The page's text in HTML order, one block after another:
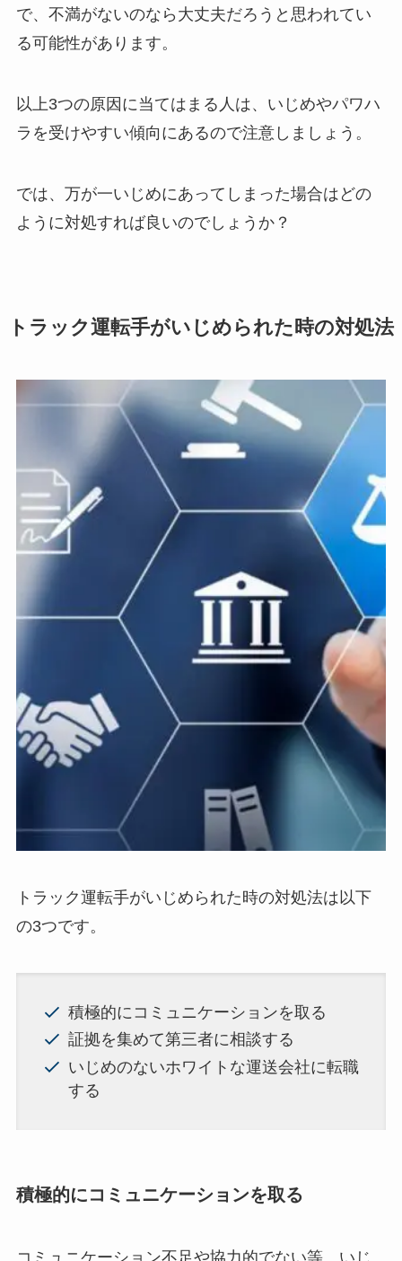
で、不満がないのなら大丈夫だろうと思われてい
る可能性があります。
以上3つの原因に当てはまる人は、いじめやパワハ
ラを受けやすい傾向にあるので注意しましょう。
では、万が一いじめにあってしまった場合はどの
ように対処すれば良いのでしょうか？
トラック運転手がいじめられた時の対処法
トラック運転手がいじめられた時の対処法は以下
の3つです。
積極的にコミュニケーションを取る
証拠を集めて第三者に相談する
いじめのないホワイトな運送会社に転職
する
積極的にコミュニケーションを取る
コミュニケーション不足や協力的でない等、いじ